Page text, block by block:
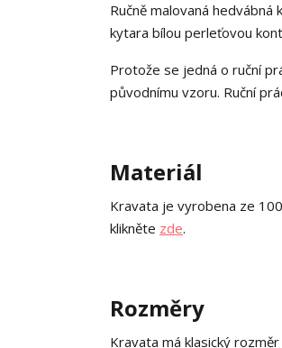
Ručně malovaná
kytara bílou perleťovou
Protože se jedná o ruční
původnímu vzoru. Ruční
Materiál
Kravata je vyrobena ze
klikněte zde.
Rozměry
Kravata má klasický